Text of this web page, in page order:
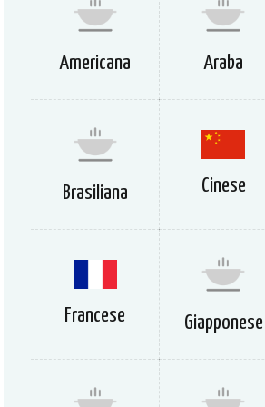
Americana Araba
Brasiliana Cinese
Francese Giapponese